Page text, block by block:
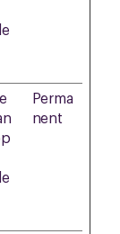
Perma
nent